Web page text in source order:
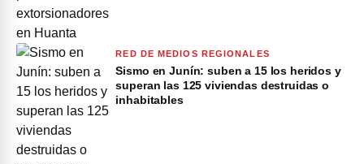
RED DE MEDIOS REGIONALES
Sismo en Junín: suben a 15 los heridos y
superan las 125 viviendas destruidas o
inhabitables